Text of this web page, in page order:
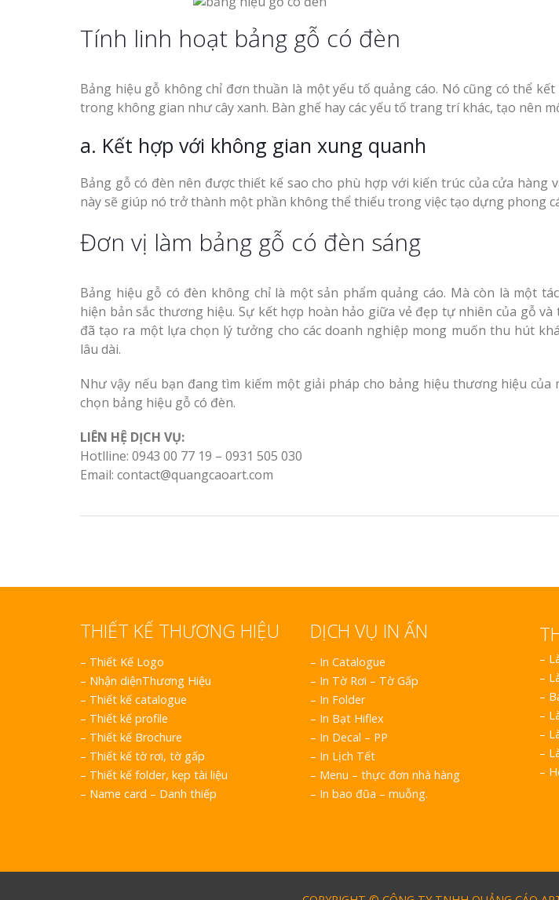
Tính linh hoạt bảng gỗ có đèn
Bảng hiệu gỗ không chỉ đơn thuần là một yếu tố quảng cáo. Nó cũng có thể
trong không gian như cây xanh. Bàn ghế hay các yếu tố trang trí khác, tạo nên
a. Kết hợp với không gian xung quanh
Bảng gỗ có đèn nên được thiết kế sao cho phù hợp với kiến trúc của cửa hàng
này sẽ giúp nó trở thành một phần không thể thiếu trong việc tạo dựng phong
Đơn vị làm bảng gỗ có đèn sáng
Bảng hiệu gỗ có đèn không chỉ là một sản phẩm quảng cáo. Mà còn là một
hiện bản sắc thương hiệu. Sự kết hợp hoàn hảo giữa vẻ đẹp tự nhiên của gỗ và
đã tạo ra một lựa chọn lý tưởng cho các doanh nghiệp mong muốn thu hút
lâu dài.
Như vậy nếu bạn đang tìm kiếm một giải pháp cho bảng hiệu thương hiệu của
chọn bảng hiệu gỗ có đèn.
LIÊN HỆ DỊCH VỤ:
Hotlline: 0943 00 77 19 – 0931 505 030
Email: contact@quangcaoart.com
THIẾT KẾ THƯƠNG HIỆU
– Thiết Kế Logo
– Nhận diệnThương Hiệu
– Thiết kế catalogue
– Thiết kế profile
– Thiết kế Brochure
– Thiết kế tờ rơi, tờ gấp
– Thiết kế folder, kẹp tài liệu
– Name card – Danh thiếp
DỊCH VỤ IN ẤN
– In Catalogue
– In Tờ Rơi – Tờ Gấp
– In Folder
– In Bạt Hiflex
– In Decal – PP
– In Lịch Tết
– Menu – thực đơn nhà hàng
– In bao đũa – muỗng.
–
–
–
–
–
–
–